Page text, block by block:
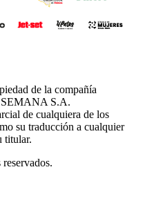
de la compañía
S.A.
de cualquiera de los
su traducción a cualquier
titular.